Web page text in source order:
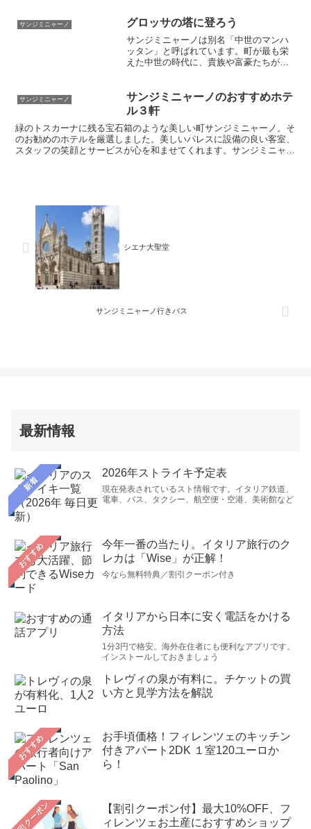
サンジミニャーノ グロッサの塔に登ろう
サンジミニャーノは別名「中世のマンハ
ッタン」と呼ばれています。町が最も栄
えた中世の時代に、貴族や富豪たちが権
町はまるでキノコが生えたような景色だ
ったことでしょう。現在はそのうち１４
本が残っていて、今もなお登頂可能な塔
があります
サンジミニャーノ
サンジミニャーノのおすすめホテ
ル３軒
緑のトスカーナに残る宝石箱のような美しい町サンジミニャーノ。そ
のお勧めのホテルを厳選しました。美しいパレスに設備の良い客室、
スタッフの笑顔とサービスが心を和ませてくれます。サンジミニャー
シエナ大聖堂
サンジミニャーノ行きバス
最新情報
新着
2026年ストライキ予定表
現在発表されているスト情報です。イタリア鉄道、
電車、バス、タクシー、航空便・空港、美術館など
おすすめ
今年一番の当たり。イタリア旅行のク
レカは「Wise」が正解！
今なら無料特典／割引クーポン付き
イタリアから日本に安く電話をかける
方法
1分3円で格安。海外在住者にも便利なアプリです。
インストールしておきましょう
トレヴィの泉が有料に。チケットの買
い方と見学方法を解説
おすすめ
お手頃価格！フィレンツェのキッチン
付きアパート2DK １室120ユーロか
ら！
【割引クーポン付】最大10%OFF、フ
ィレンツェお土産におすすめショップ